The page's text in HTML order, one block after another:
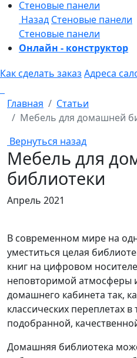
Онлайн - конструктор
Как сделать заказ Адреса
Главная
Статьи
Мебель для домашней
Вернуться назад
Мебель для
библиотеки
Апрель 2021
В современном мире на
уместиться целая
книг на цифровом
неповторимой атмосферы
домашнего кабинета так,
классических переплетах
подобранной,
Домашняя библиотека